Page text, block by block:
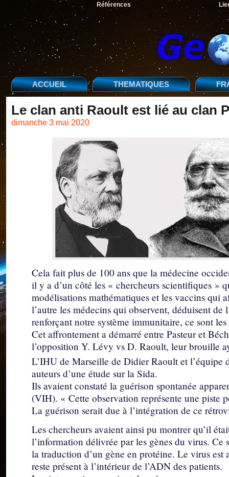
Références
ACCUEIL THEMATIQUES
Le clan anti Raoult est lié au clan
dimanche 3 mai 2020
Cela fait plus de 100 ans que la médecine
il y a d’un côté les « chercheurs scientifiques »
modélisations mathématiques et les vaccins qui
l’autre les médecins qui observent, déduisent
renforçant notre système immunitaire, ce sont
Cet affrontement a démarré entre Pasteur et
l’opposition Y. Lévy vs D. Raoult, leur brouille
L’IHU de Marseille de Didier Raoult et l’équipe
auteurs d’une étude sur la Sida.
Ils avaient constaté la guérison spontanée
(VIH). « Cette observation représente une
La guérison serait due à l’intégration de ce
Les chercheurs avaient ainsi pu montrer qu’il
l’information délivrée par les gènes du virus.
la traduction d’un gène en protéine. Le virus
reste présent à l’intérieur de l’ADN des patients.